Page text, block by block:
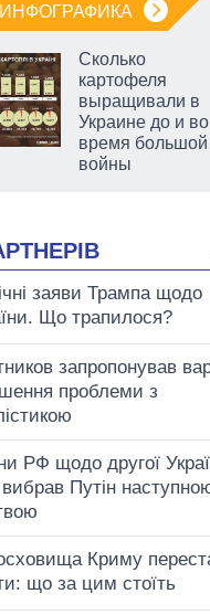
ИНФОГРАФИКА
Сколько
картофеля
выращивали в
Украине до и во
время большой
войны